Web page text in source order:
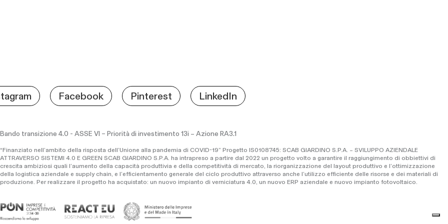
Facebook Pinterest LinkedIn
Bando transizione 4.0 - ASSE VI – Priorità di investimento 13i – Azione RA3.1
“Finanziato nell’ambito della risposta dell’Unione alla pandemia di COVID-19” Progetto IS0108745: SCAB GIARDINO S.P.A. – SVILUPPO AZIENDALE
ATTRAVERSO SISTEMI 4.0 E GREEN SCAB GIARDINO S.P.A. ha intrapreso a partire dal 2022 un progetto volto a garantire il raggiungimento di obbiettivi di
crescita ambiziosi quali l’aumento della capacità produttivia e della competitività di mercato, la riorganizzazione del layout produttivo e l’ottimizzazione
della logistica aziendale e supply chain, e l’efficientamento generale del ciclo produttivo attraverso anche l’utilizzo efficiente delle risorse e dei materiali di
produzione. Per realizzare il progetto ha acquistato: un nuovo impianto di verniciatura 4.0, un nuovo ERP aziendale e nuovo impianto fotovoltaico.